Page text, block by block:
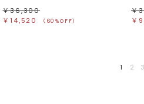
￥36,300
￥14,520
（60%OFF）
￥
￥
1 2 3